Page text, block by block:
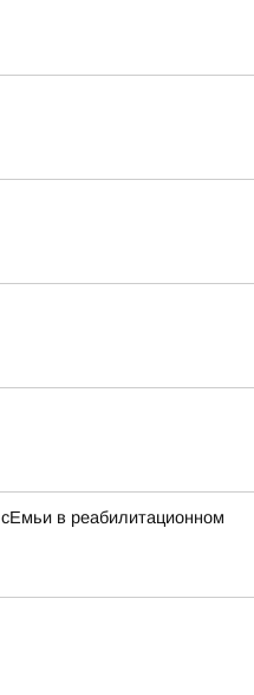
в реабилитационном